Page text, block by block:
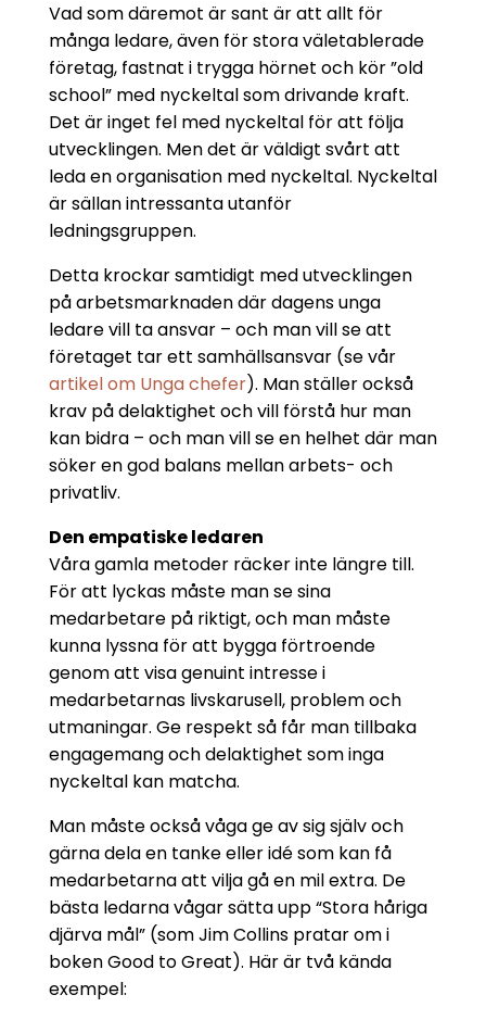
Vad som däremot är sant är att allt för
många ledare, även för stora väletablerade
företag, fastnat i trygga hörnet och kör ”old
school” med nyckeltal som drivande kraft.
Det är inget fel med nyckeltal för att följa
utvecklingen. Men det är väldigt svårt att
leda en organisation med nyckeltal. Nyckeltal
är sällan intressanta utanför
ledningsgruppen.
Detta krockar samtidigt med utvecklingen
på arbetsmarknaden där dagens unga
ledare vill ta ansvar – och man vill se att
företaget tar ett samhällsansvar (se vår
artikel om Unga chefer). Man ställer också
krav på delaktighet och vill förstå hur man
kan bidra – och man vill se en helhet där man
söker en god balans mellan arbets- och
privatliv.
Den empatiske ledaren
Våra gamla metoder räcker inte längre till.
För att lyckas måste man se sina
medarbetare på riktigt, och man måste
kunna lyssna för att bygga förtroende
genom att visa genuint intresse i
medarbetarnas livskarusell, problem och
utmaningar. Ge respekt så får man tillbaka
engagemang och delaktighet som inga
nyckeltal kan matcha.
Man måste också våga ge av sig själv och
gärna dela en tanke eller idé som kan få
medarbetarna att vilja gå en mil extra. De
bästa ledarna vågar sätta upp “Stora håriga
djärva mål” (som Jim Collins pratar om i
boken Good to Great). Här är två kända
exempel: